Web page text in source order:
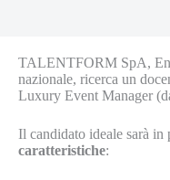
TALENTFORM SpA,
nazionale, ricerca un
Luxury Event Manager
Il candidato ideale sarà in
caratteristiche: